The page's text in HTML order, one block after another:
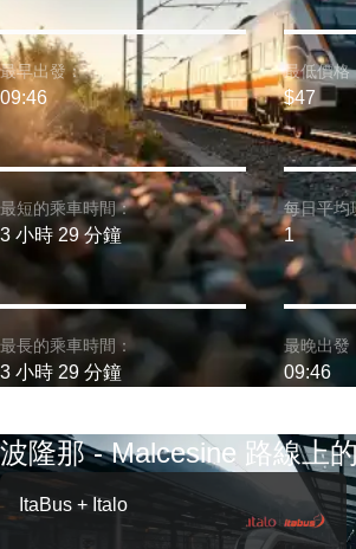
最短的乘車時間：
3 小時 29 分鐘
最早出發：
09:46
最長的乘車時間：
3 小時 29 分鐘
最低價格
$47
每日平均
1
最晚出發
09:46
波隆那 - Malcesine 路線上
ItaBus + Italo